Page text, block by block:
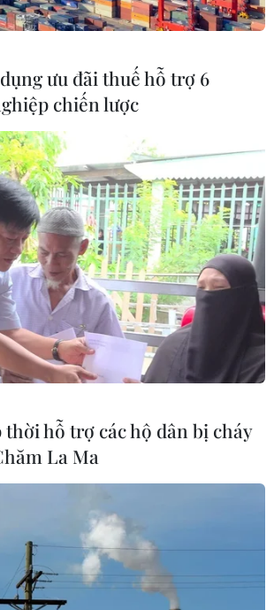
mắc bệnh sốt xuất
vong
nước ghi nhận 759 trường hợp mắc
hợp tử vong tại Cà Mau, trong
nhập viện là 593 trường hợp.
ưu đãi thuế hỗ trợ 6
chiến lược
thời hỗ trợ các hộ dân bị cháy
La Ma